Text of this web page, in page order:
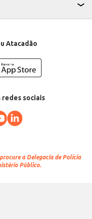
um produto de
Atacadão
redes sociais
a Delegacia de Polícia
Público.